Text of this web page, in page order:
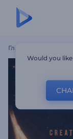
Главная
Would you